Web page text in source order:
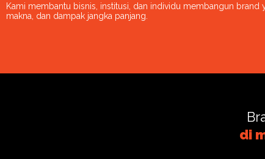
Kami membantu bisnis, institusi, dan individu membangun brand
makna, dan dampak jangka panjang.
di